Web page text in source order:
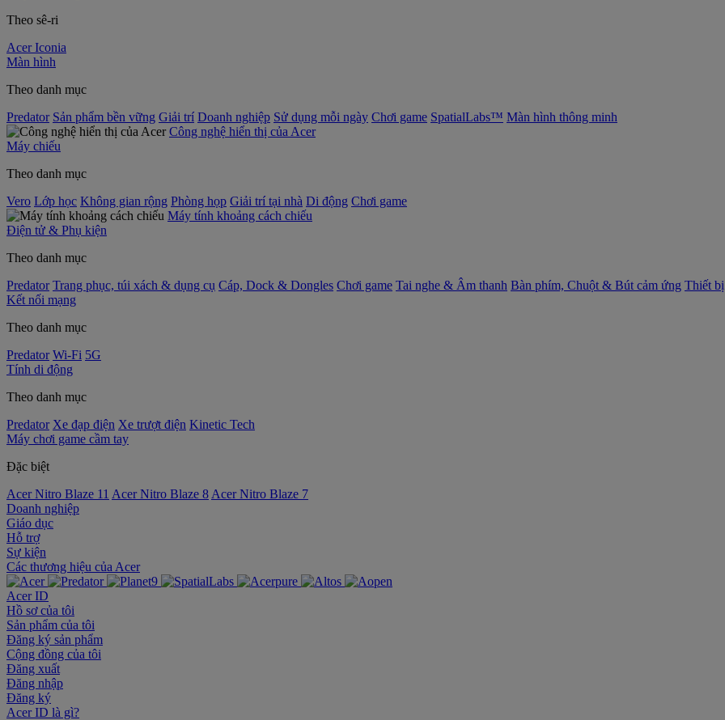
Theo sê-ri
Acer Iconia
Màn hình
Theo danh mục
Predator Sản phẩm bền vững Giải trí Doanh nghiệp Sử dụng mỗi ngày Chơi game SpatialLabs™ Màn hình thông minh
Công nghệ hiển thị của Acer
Máy chiếu
Theo danh mục
Vero Lớp học Không gian rộng Phòng họp Giải trí tại nhà Di động Chơi game
Máy tính khoảng cách chiếu
Điện tử & Phụ kiện
Theo danh mục
Predator Trang phục, túi xách & dụng cụ Cáp, Dock & Dongles Chơi game Tai nghe & Âm thanh Bàn phím, Chuột & Bút cảm ứng Thiết
Kết nối mạng
Theo danh mục
Predator Wi-Fi 5G
Tính di động
Theo danh mục
Predator Xe đạp điện Xe trượt điện Kinetic Tech
Máy chơi game cầm tay
Đặc biệt
Acer Nitro Blaze 11 Acer Nitro Blaze 8 Acer Nitro Blaze 7
Doanh nghiệp
Giáo dục
Hỗ trợ
Sự kiện
‌Các thương hiệu của Acer
Acer ID
Hồ sơ của tôi
Sản phẩm của tôi
Đăng ký sản phẩm
Cộng đồng của tôi
Đăng xuất
Đăng nhập
Đăng ký
Acer ID là gì?